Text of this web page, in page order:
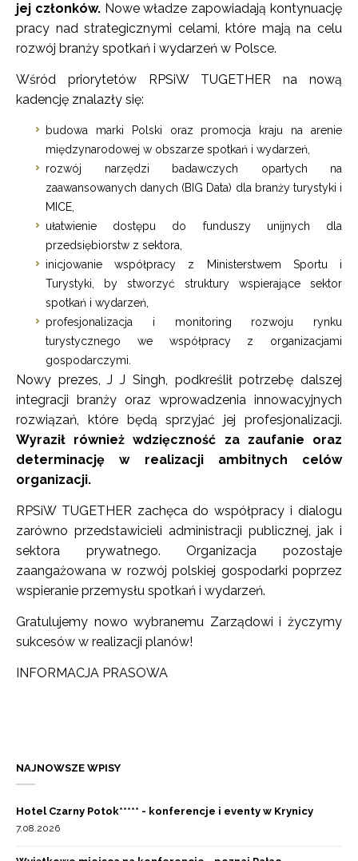
jej członków. Nowe władze zapowiadają kontynuację
pracy nad strategicznymi celami, które mają na celu
rozwój branży spotkań i wydarzeń w Polsce.
Wśród priorytetów RPSiW TUGETHER na nową
kadencję znalazły się:
budowa marki Polski oraz promocja kraju na arenie
międzynarodowej w obszarze spotkań i wydarzeń,
rozwój narzędzi badawczych opartych na
zaawansowanych danych (BIG Data) dla branży turystyki i
MICE,
ułatwienie dostępu do funduszy unijnych dla
przedsiębiorstw z sektora,
inicjowanie współpracy z Ministerstwem Sportu i
Turystyki, by stworzyć struktury wspierające sektor
spotkań i wydarzeń,
profesjonalizacja i monitoring rozwoju rynku
turystycznego we współpracy z organizacjami
gospodarczymi.
Nowy prezes, J J Singh, podkreślił potrzebę dalszej
integracji branży oraz wprowadzenia innowacyjnych
rozwiązań, które będą sprzyjać jej profesjonalizacji.
Wyraził również wdzięczność za zaufanie oraz
determinację w realizacji ambitnych celów
organizacji.
RPSiW TUGETHER zachęca do współpracy i dialogu
zarówno przedstawicieli administracji publicznej, jak i
sektora prywatnego. Organizacja pozostaje
zaangażowana w rozwój polskiej gospodarki poprzez
wspieranie przemysłu spotkań i wydarzeń.
Gratulujemy nowo wybranemu Zarządowi i życzymy
sukcesów w realizacji planów!
INFORMACJA PRASOWA
NAJNOWSZE WPISY
Hotel Czarny Potok***** - konferencje i eventy w Krynicy
7.08.2026